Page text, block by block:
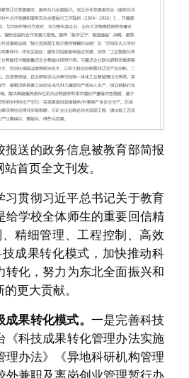
报送的政务信息被教育部简报
首页全文刊发。
习贯彻习近平总书记关于教育
给学校全体师生的重要回信精
精细管理、工程控制、高效
成果转化模式，加快推动科
转化，努力为东北全面振兴和
更大贡献。
果转化模式。 一是完善科技
《科技成果转化管理办法实施
理办法》《异地科研机构管理